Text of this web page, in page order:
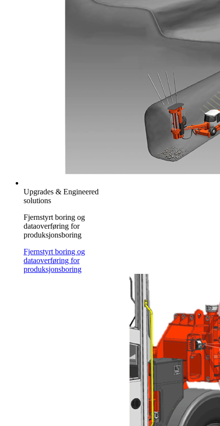
Upgrades & Engineered
solutions
Fjernstyrt boring og
dataoverføring for
produksjonsboring
Fjernstyrt boring og
dataoverføring for
produksjonsboring